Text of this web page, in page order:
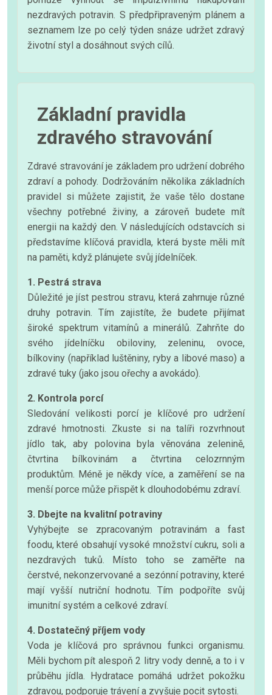
nezdravých potravin. S předpřipraveným plánem a
seznamem lze po celý týden snáze udržet zdravý
životní styl a dosáhnout svých cílů.
Základní pravidla
zdravého stravování
Zdravé stravování je základem pro udržení dobrého
zdraví a pohody. Dodržováním několika základních
pravidel si můžete zajistit, že vaše tělo dostane
všechny potřebné živiny, a zároveň budete mít
energii na každý den. V následujících odstavcích si
představíme klíčová pravidla, která byste měli mít
na paměti, když plánujete svůj jídelníček.
1. Pestrá strava
Důležité je jíst pestrou stravu, která zahrnuje různé
druhy potravin. Tím zajistíte, že budete přijímat
široké spektrum vitamínů a minerálů. Zahrňte do
svého jídelníčku obiloviny, zeleninu, ovoce,
bílkoviny (například luštěniny, ryby a libové maso) a
zdravé tuky (jako jsou ořechy a avokádo).
2. Kontrola porcí
Sledování velikosti porcí je klíčové pro udržení
zdravé hmotnosti. Zkuste si na talíři rozvrhnout
jídlo tak, aby polovina byla věnována zelenině,
čtvrtina bílkovinám a čtvrtina celozrnným
produktům. Méně je někdy více, a zaměření se na
menší porce může přispět k dlouhodobému zdraví.
3. Dbejte na kvalitní potraviny
Vyhýbejte se zpracovaným potravinám a fast
foodu, které obsahují vysoké množství cukru, soli a
nezdravých tuků. Místo toho se zaměřte na
čerstvé, nekonzervované a sezónní potraviny, které
mají vyšší nutriční hodnotu. Tím podpoříte svůj
imunitní systém a celkové zdraví.
4. Dostatečný příjem vody
Voda je klíčová pro správnou funkci organismu.
Měli bychom pít alespoň 2 litry vody denně, a to i v
průběhu jídla. Hydratace pomáhá udržet pokožku
zdravou, podporuje trávení a zvyšuje pocit sytosti.